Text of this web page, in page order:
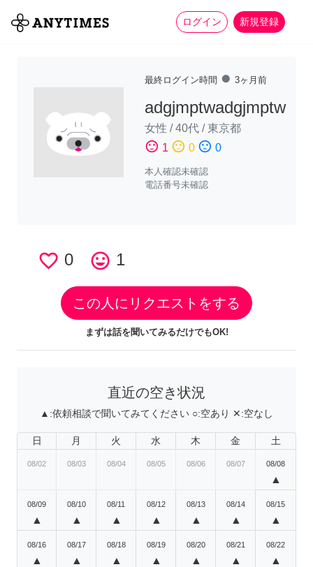
ログイン 新規登録
全て 家事 more_horiz
最終ログイン時間 fiber_manual_record 3ヶ月前
adgjmptwadgjmptw
女性 /40代 /東京都
sentiment_satisfied 1 sentiment_neutral 0 sentiment_dissatisfied 0
本人確認未確認
電話番号未確認
favorite_border 0 tag_faces 1
この人にリクエストをする
まずは話を聞いてみるだけでもOK!
直近の空き状況
▲:依頼相談で聞いてみてください ○:空あり ✕:空なし
日 月 火 水 木 金 土
08/02 08/03 08/04 08/05 08/06 08/07 08/08
▲
08/09
▲
08/10
▲
08/11
▲
08/12
▲
08/13
▲
08/14
▲
08/15
▲
08/16
▲
08/17
▲
08/18
▲
08/19
▲
08/20
▲
08/21
▲
08/22
▲